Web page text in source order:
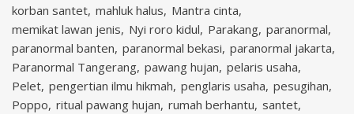
korban santet mahluk halus Mantra cinta
memikat lawan jenis Nyi roro kidul Parakang paranormal
paranormal banten paranormal bekasi paranormal jakarta
Paranormal Tangerang pawang hujan pelaris usaha
Pelet pengertian ilmu hikmah penglaris usaha pesugihan
Poppo ritual pawang hujan rumah berhantu santet